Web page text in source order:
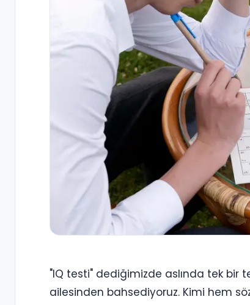
"IQ testi" dediğimizde aslında tek bir
ailesinden bahsediyoruz. Kimi hem